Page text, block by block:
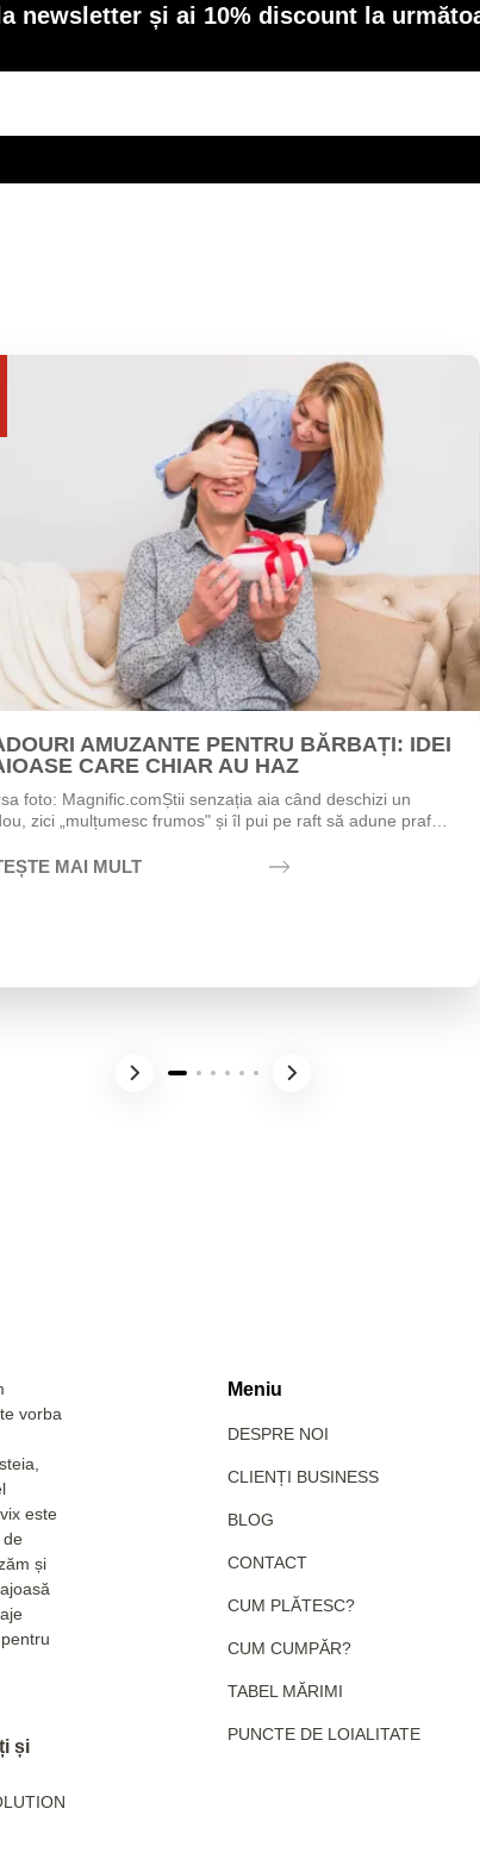
newsletter și ai 10% discount la
AMUZANTE PENTRU BĂRBAȚI: IDEI
CARE CHIAR AU HAZ
foto: Magnific.comȘtii senzația aia când deschizi un
zici „mulțumesc frumos" și îl pui pe raft să adune praf?
MAI MULT
vorba
este
de
și
și
Meniu
DESPRE NOI
CLIENȚI BUSINESS
BLOG
CONTACT
CUM PLĂTESC?
CUM CUMPĂR?
TABEL MĂRIMI
PUNCTE DE LOIALITATE